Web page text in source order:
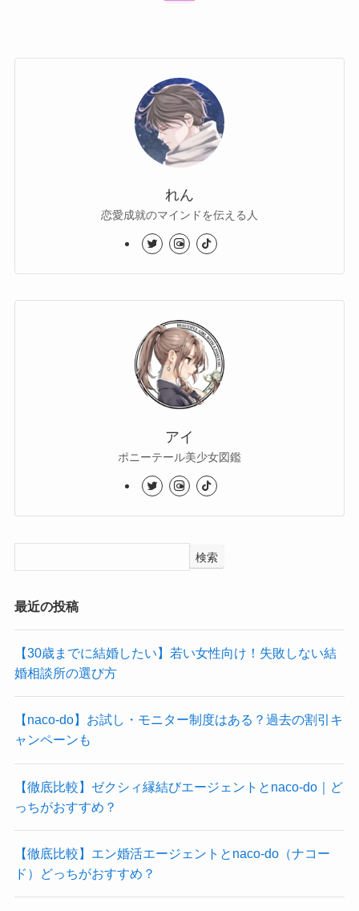
れん
恋愛成就のマインドを伝える人
アイ
ポニーテール美少女図鑑
検索
最近の投稿
【30歳までに結婚したい】若い女性向け！失敗しない結
婚相談所の選び方
【naco-do】お試し・モニター制度はある？過去の割引キ
ャンペーンも
【徹底比較】ゼクシィ縁結びエージェントとnaco-do｜ど
っちがおすすめ？
【徹底比較】エン婚活エージェントとnaco-do（ナコー
ド）どっちがおすすめ？